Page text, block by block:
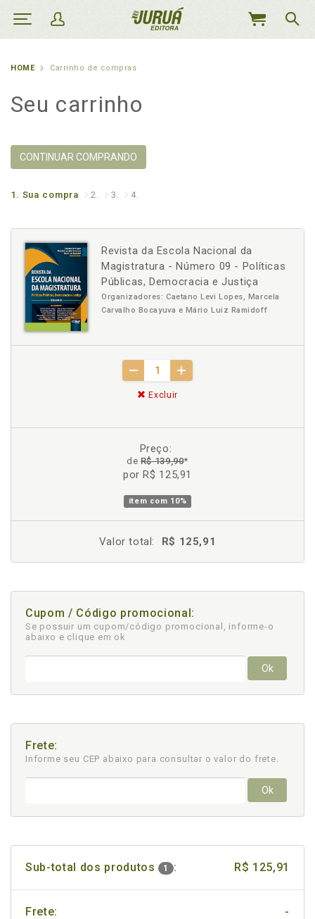
MEU
HOME Carrinho de compras
Seu carrinho
CONTINUAR COMPRANDO
1. Sua compra 2. 3. 4.
Revista da Escola Nacional da
Magistratura - Número 09 - Políticas
Públicas, Democracia e Justiça
Organizadores: Caetano Levi Lopes, Marcela
Carvalho Bocayuva e Mário Luiz Ramidoff
Excluir
Preço:
deR$ 139,90*
por R$ 125,91
item com 10%
Valor total: R$ 125,91
Cupom / Código promocional:
Se possuir um cupom/código promocional, informe-o
abaixo e clique em ok
Ok
Frete:
Informe seu CEP abaixo para consultar o valor do frete.
Ok
Sub-total dos produtos 1 : R$ 125,91
Frete: -